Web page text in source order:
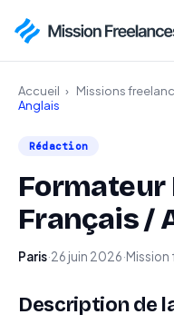
Accueil › Missions
Anglais
Rédaction
Formateur
Français /
Paris·26 juin 2026·Mission
Description de